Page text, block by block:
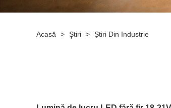
Acasă > Ştiri > Știri Din Industrie